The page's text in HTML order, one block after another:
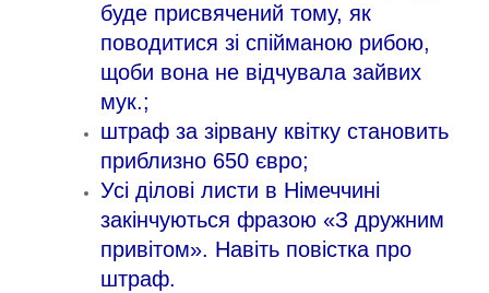
буде присвячений тому, як
поводитися зі спійманою рибою,
щоби вона не відчувала зайвих
мук.;
штраф за зірвану квітку становить
приблизно 650 євро;
Усі ділові листи в Німеччині
закінчуються фразою «З дружним
привітом». Навіть повістка про
штраф.